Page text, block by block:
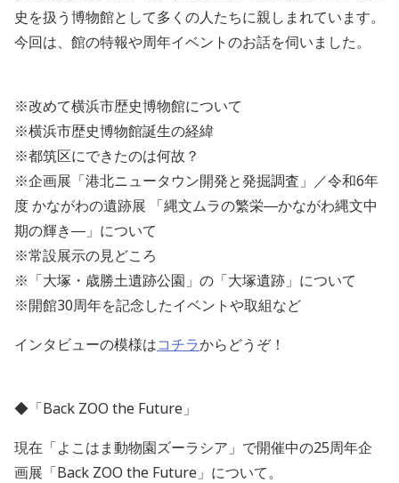
史を扱う博物館として多くの人たちに親しまれています。
今回は、館の特報や周年イベントのお話を伺いました。
※改めて横浜市歴史博物館について
※横浜市歴史博物館誕生の経緯
※都筑区にできたのは何故？
※企画展「港北ニュータウン開発と発掘調査」／令和6年
度 かながわの遺跡展 「縄文ムラの繁栄―かながわ縄文中
期の輝き―」について
※常設展示の見どころ
※「大塚・歳勝土遺跡公園」の「大塚遺跡」について
※開館30周年を記念したイベントや取組など
インタビューの模様はコチラからどうぞ！
◆「Back ZOO the Future」
現在「よこはま動物園ズーラシア」で開催中の25周年企
画展「Back ZOO the Future」について。